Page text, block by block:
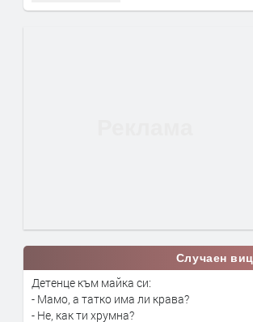
Случаен виц
Детенце към майка си:
- Мамо, а татко има ли крава?
- Не, как ти хрумна?